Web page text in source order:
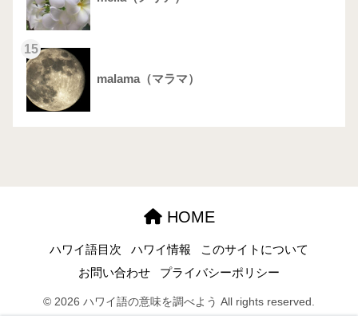
15
malama（マラマ）
HOME
ハワイ語目次 ハワイ情報
このサイトについて
お問い合わせ
プライバシーポリシー
© 2026 ハワイ語の意味を調べよう All rights reserved.